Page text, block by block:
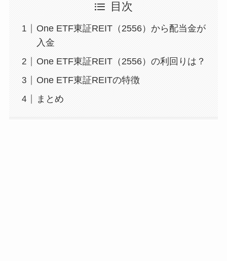
目次
One ETF東証REIT（2556）から配当金が
入金
One ETF東証REIT（2556）の利回りは？
One ETF東証REITの特徴
まとめ